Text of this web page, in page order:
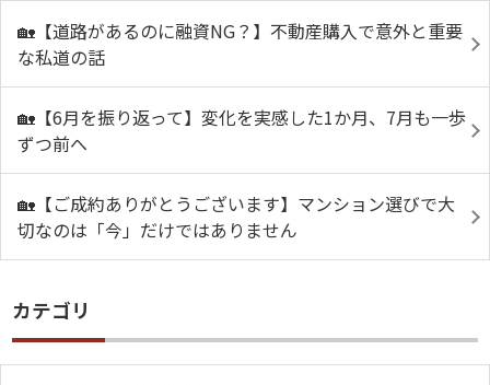
🏡【道路があるのに融資NG？】不動産購入で意外と重要
な私道の話
🏡【6月を振り返って】変化を実感した1か月、7月も一歩
ずつ前へ
🏡【ご成約ありがとうございます】マンション選びで大
切なのは「今」だけではありません
カテゴリ